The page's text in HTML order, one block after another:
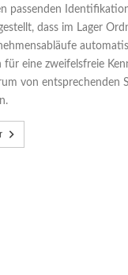
passenden
dass im Lager
für eine zweifelsfreie
von entsprechenden